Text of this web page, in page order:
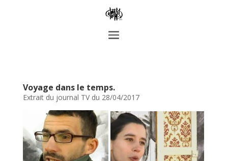
Voyage dans le temps.
Extrait du journal TV du 28/04/2017